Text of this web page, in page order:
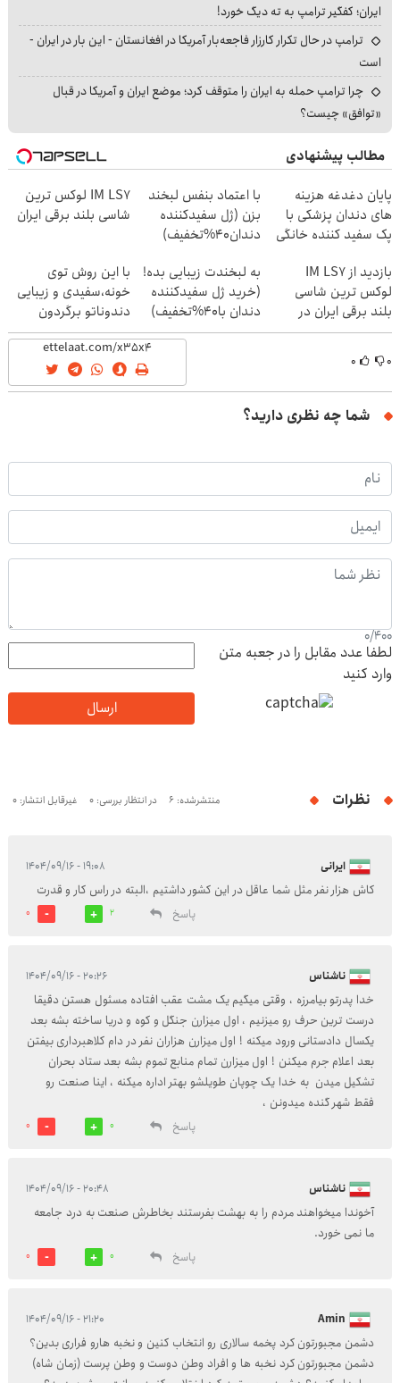
ایران؛ کفگیر ترامپ به ته دیگ خورد!
ترامپ در حال تکرار کارزار فاجعه‌بار آمریکا در افغانستان - این بار در ایران -
است
چرا ترامپ حمله به ایران را متوقف کرد؛ موضع ایران و آمریکا در قبال
«توافق» چیست؟
مطالب پیشنهادی
پایان دغدغه هزینه
های دندان پزشکی با
پک سفید کننده خانگی
با اعتماد بنفس لبخند
بزن (ژل سفیدکننده
دندان40%تخفیف)
IM LS7 لوکس ترین
شاسی بلند برقی ایران
بازدید از IM LS7
لوکس ترین شاسی
بلند برقی ایران در
باشگاه انقلاب
به لبخندت زیبایی بده!
(خرید ژل سفیدکننده
دندان با40%تخفیف)
با این روش توی
خونه،سفیدی و زیبایی
دندوناتو برگردون
(40%off)
۰ ۰
شما چه نظری دارید؟
0/400
لطفا عدد مقابل را در جعبه متن
وارد کنید
ارسال
نظرات منتشرشده: 6 در انتظار بررسی: 0 غیرقابل انتشار: 0
ایرانی ۱۹:۰۸ - ۱۴۰۴/۰۹/۱۶
کاش هزار نفر مثل شما عاقل در این کشور داشتیم ،البته در راس کار و قدرت
پاسخ
2
0
ناشناس ۲۰:۲۶ - ۱۴۰۴/۰۹/۱۶
خدا پدرتو بیامرزه ، وقتی میگیم یک مشت عقب افتاده مسئول هستن دقیقا
درست ترین حرف رو میزنیم ، اول میزارن جنگل و کوه و دریا ساخته بشه بعد
یکسال دادستانی ورود میکنه ! اول میزارن هزاران نفر در دام کلاهبرداری بیفتن
بعد اعلام جرم میکنن ! اول میزارن تمام منابع تموم بشه بعد ستاد بحران
تشکیل میدن ‌ به خدا یک چوپان طویلشو بهتر اداره میکنه ، اینا صنعت رو
فقط شهر گنده میدونن ،
پاسخ
0
0
ناشناس ۲۰:۴۸ - ۱۴۰۴/۰۹/۱۶
آخوندا میخواهند مردم را به بهشت بفرستند بخاطرش صنعت به درد جامعه
ما نمی خورد.
پاسخ
0
0
Amin ۲۱:۲۰ - ۱۴۰۴/۰۹/۱۶
دشمن مجبورتون کرد پخمه سالاری رو انتخاب کنین و نخبه هارو فراری بدین؟
دشمن مجبورتون کرد نخبه ها و افراد وطن دوست و وطن پرست (زمان شاه)